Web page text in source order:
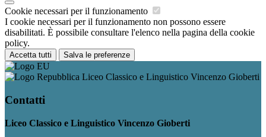
Cookie necessari per il funzionamento
I cookie necessari per il funzionamento non possono essere
disabilitati. È possibile consultare l'elenco nella pagina della cookie
policy.
Accetta tutti Salva le preferenze
Liceo Classico e Linguistico Vincenzo Gioberti
Contatti
Liceo Classico e Linguistico Vincenzo Gioberti